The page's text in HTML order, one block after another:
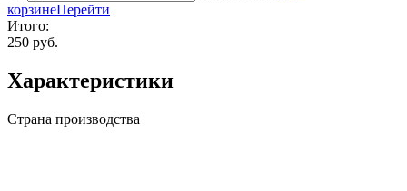
корзинеПерейти
Итого:
250 руб.
Характеристики
Страна производства